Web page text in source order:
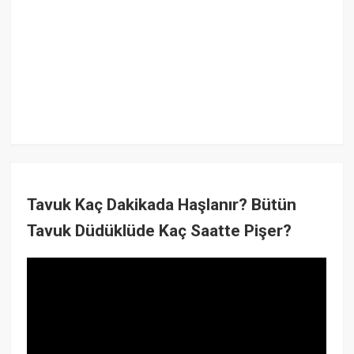
Tavuk Kaç Dakikada Haşlanır? Bütün
Tavuk Düdüklüde Kaç Saatte Pişer?